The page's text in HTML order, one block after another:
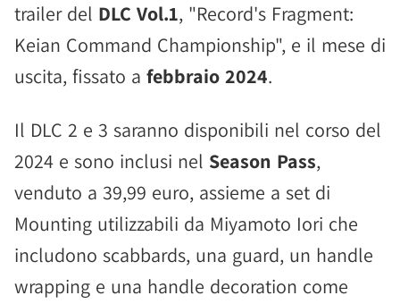
trailer del DLC Vol.1, "Record's Fragment:
Keian Command Championship", e il mese di
uscita, fissato a febbraio 2024.
Il DLC 2 e 3 saranno disponibili nel corso del
2024 e sono inclusi nel Season Pass,
venduto a 39,99 euro, assieme a set di
Mounting utilizzabili da Miyamoto Iori che
includono scabbards, una guard, un handle
wrapping e una handle decoration come